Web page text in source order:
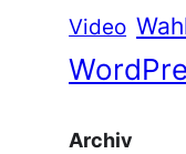
Video
Archiv